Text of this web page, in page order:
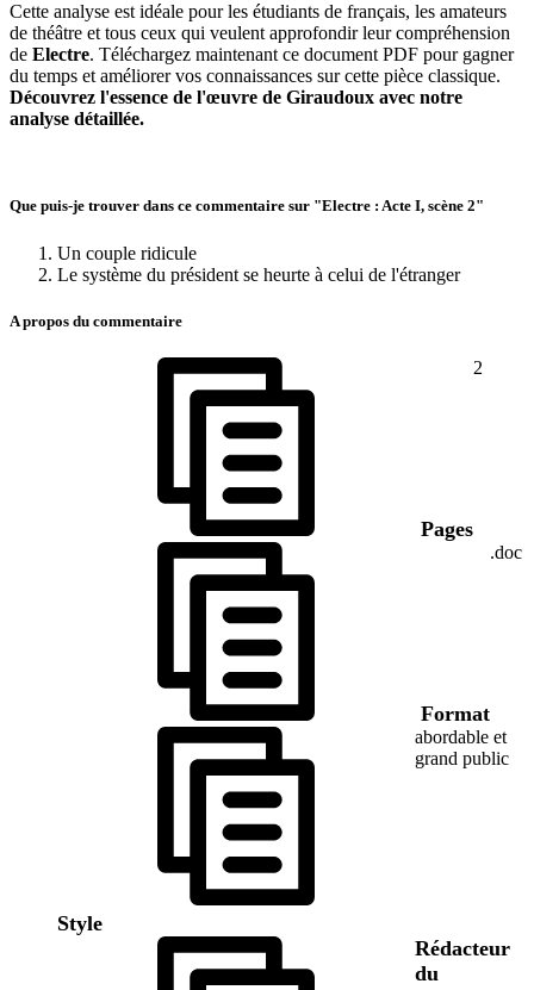
Cette analyse est idéale pour les étudiants de français, les amateurs
de théâtre et tous ceux qui veulent approfondir leur compréhension
de Electre. Téléchargez maintenant ce document PDF pour gagner
du temps et améliorer vos connaissances sur cette pièce classique.
Découvrez l'essence de l'œuvre de Giraudoux avec notre
analyse détaillée.
Que puis-je trouver dans ce commentaire sur "Electre : Acte I, scène 2"
Un couple ridicule
Le système du président se heurte à celui de l'étranger
A propos du commentaire
Pages
2
Format
.doc
Style
abordable et
grand public
Rédacteur
du